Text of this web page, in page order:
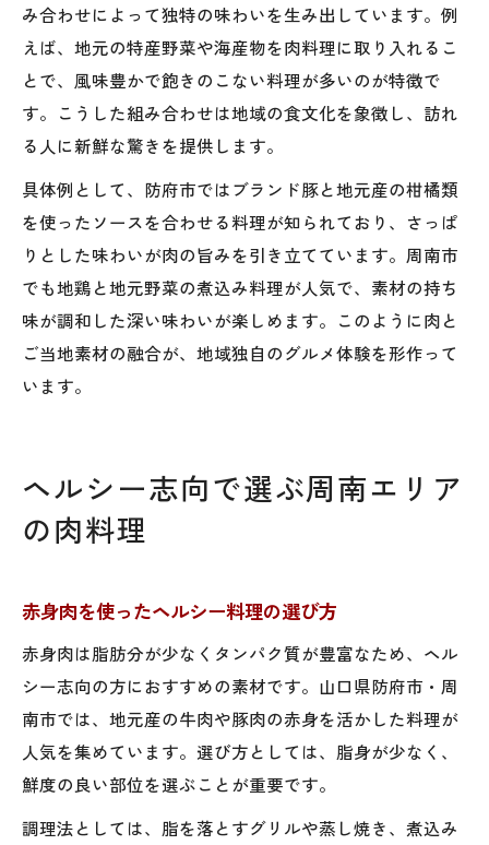
み合わせによって独特の味わいを生み出しています。例
えば、地元の特産野菜や海産物を肉料理に取り入れるこ
とで、風味豊かで飽きのこない料理が多いのが特徴で
す。こうした組み合わせは地域の食文化を象徴し、訪れ
る人に新鮮な驚きを提供します。
具体例として、防府市ではブランド豚と地元産の柑橘類
を使ったソースを合わせる料理が知られており、さっぱ
りとした味わいが肉の旨みを引き立てています。周南市
でも地鶏と地元野菜の煮込み料理が人気で、素材の持ち
味が調和した深い味わいが楽しめます。このように肉と
ご当地素材の融合が、地域独自のグルメ体験を形作って
います。
ヘルシー志向で選ぶ周南エリア
の肉料理
赤身肉を使ったヘルシー料理の選び方
赤身肉は脂肪分が少なくタンパク質が豊富なため、ヘル
シー志向の方におすすめの素材です。山口県防府市・周
南市では、地元産の牛肉や豚肉の赤身を活かした料理が
人気を集めています。選び方としては、脂身が少なく、
鮮度の良い部位を選ぶことが重要です。
調理法としては、脂を落とすグリルや蒸し焼き、煮込み